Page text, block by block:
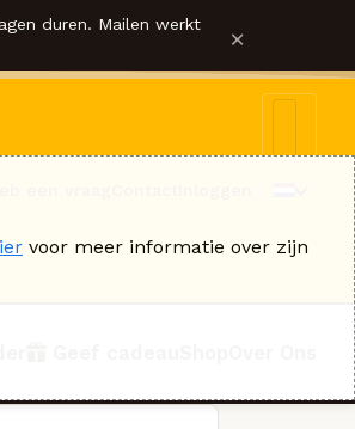
duren. Mailen werkt ×
voor meer informatie over zijn